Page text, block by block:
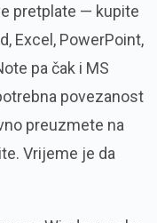
pretplate — kupite
Excel, PowerPoint,
pa čak i MS
povezanost
preuzmete na
Vrijeme je da